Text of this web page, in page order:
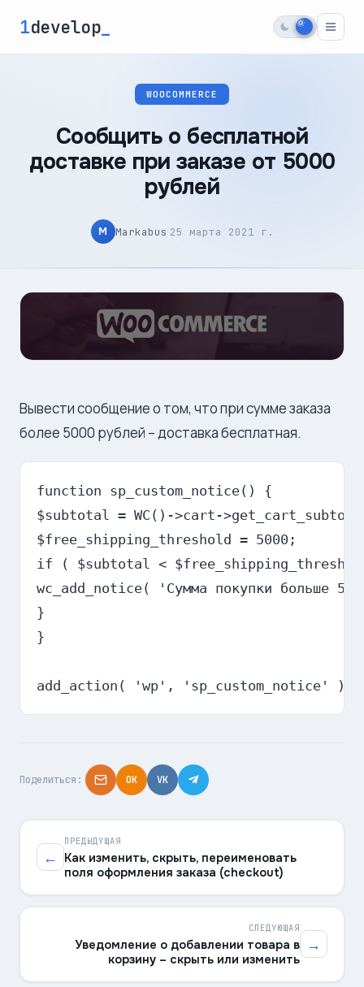
1develop
WOOCOMMERCE
Сообщить о бесплатной
доставке при заказе от 5000
рублей
M Markabus 25 марта 2021 г.
Вывести сообщение о том, что при сумме заказа
более 5000 рублей – доставка бесплатная.
function sp_custom_notice() {
$subtotal = WC()->cart-
$free_shipping_threshold = 5000;
if ( $subtotal <
wc_add_notice( 'Сумма покупки больше
}
}
Поделиться: OK VK
←
ПРЕДЫДУЩАЯ
Как изменить, скрыть, переименовать
поля оформления заказа (checkout)
СЛЕДУЮЩАЯ
Уведомление о добавлении товара в
корзину – скрыть или изменить
→